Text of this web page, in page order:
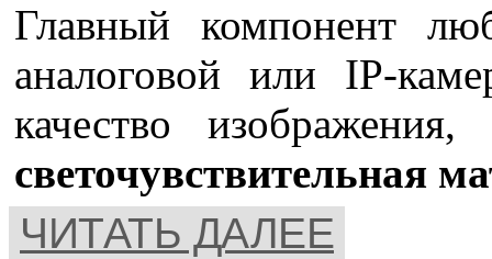
Главный компонент
аналоговой или IP-
качество
светочувствительная
ЧИТАТЬ ДАЛЕЕ